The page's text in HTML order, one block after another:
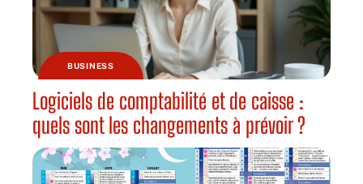
BUSINESS
Logiciels de comptabilité et de caisse :
quels sont les changements à prévoir ?